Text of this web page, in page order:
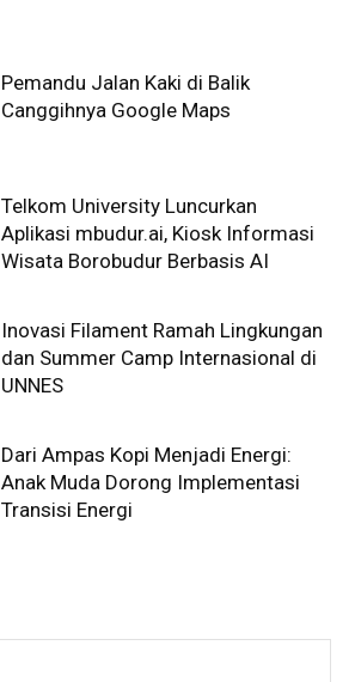
Pemandu Jalan Kaki di Balik
Canggihnya Google Maps
Telkom University Luncurkan
Aplikasi mbudur.ai, Kiosk Informasi
Wisata Borobudur Berbasis AI
Inovasi Filament Ramah Lingkungan
dan Summer Camp Internasional di
UNNES
Dari Ampas Kopi Menjadi Energi:
Anak Muda Dorong Implementasi
Transisi Energi